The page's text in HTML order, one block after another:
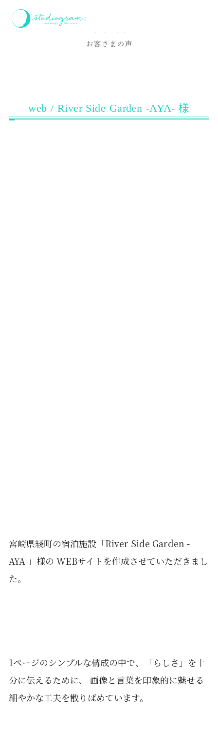
ホーム お客様の声
Voice
お客さまの声
web / River Side Garden -AYA- 様
宮崎県綾町の宿泊施設「River Side Garden -
AYA-」様の WEBサイトを作成させていただきまし
た。
1ページのシンプルな構成の中で、「らしさ」を十
分に伝えるために、 画像と言葉を印象的に魅せる
細やかな工夫を散りばめています。